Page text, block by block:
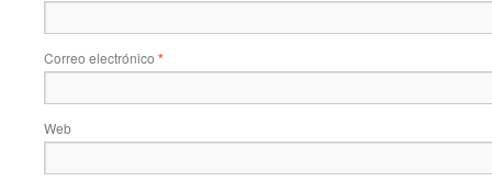
Correo electrónico *
Web